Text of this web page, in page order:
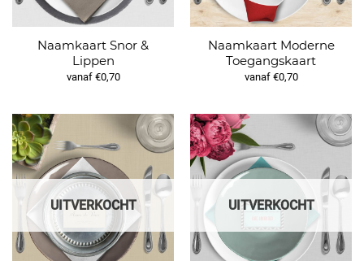
Naamkaart Snor &
Lippen
vanaf €0,70
Naamkaart Moderne
Toegangskaart
vanaf €0,70
UITVERKOCHT UITVERKOCHT